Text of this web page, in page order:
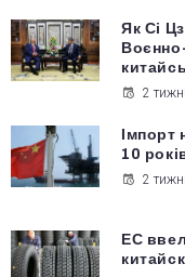
Як Сі
2
Імпорт
10
2
ЕС